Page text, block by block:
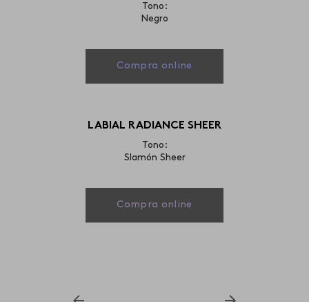
Tono:
Negro
Compra online
LABIAL RADIANCE SHEER
Tono:
Slamón Sheer
Compra online